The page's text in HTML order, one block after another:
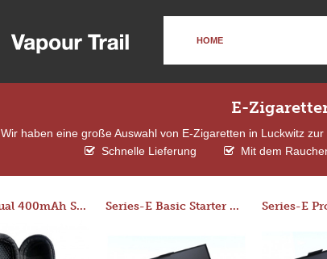
HOME
E-
Wir haben eine große Auswahl von E-Zigaretten in Luckwitz
Schnelle Lieferung
Mit dem
510 Manual 400mAh Starter Kit Series-E Basic Starter Kit (No Tank)